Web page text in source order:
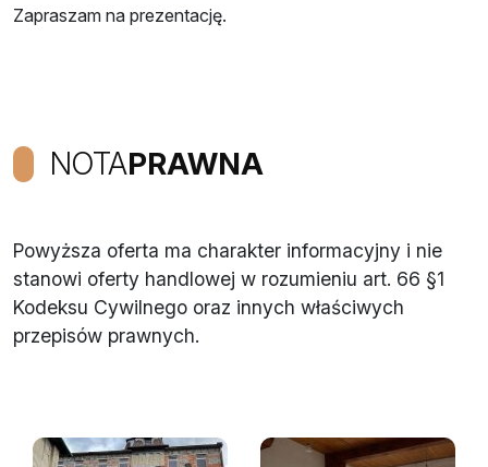
Zapraszam na prezentację.
NOTAPRAWNA
Powyższa oferta ma charakter informacyjny i nie
stanowi oferty handlowej w rozumieniu art. 66 §1
Kodeksu Cywilnego oraz innych właściwych
przepisów prawnych.